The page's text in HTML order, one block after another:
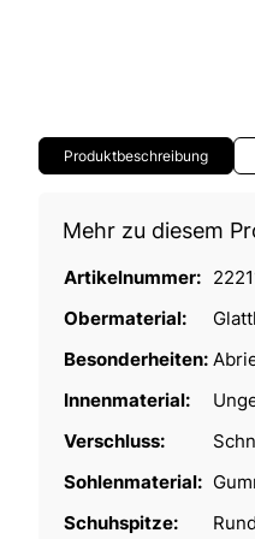
Produktbeschreibung
Mehr zu diesem
Artikelnummer:
Obermaterial:
Besonderheiten:
Innenmaterial:
Verschluss:
Sohlenmaterial:
Schuhspitze:
Rund